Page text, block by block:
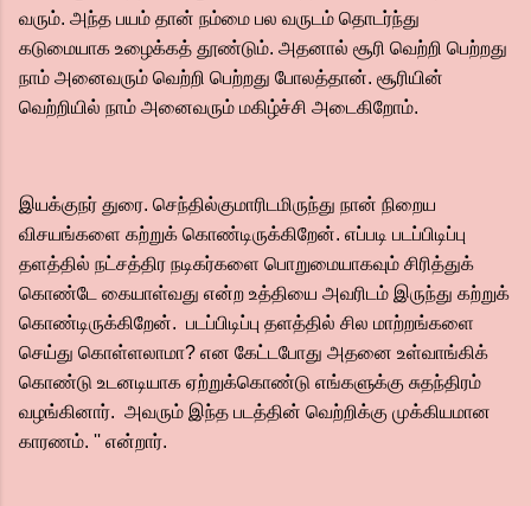
வரும். அந்த பயம் தான் நம்மை பல வருடம் தொடர்ந்து
கடுமையாக உழைக்கத் தூண்டும். அதனால் சூரி வெற்றி பெற்றது
நாம் அனைவரும் வெற்றி பெற்றது போலத்தான். சூரியின்
வெற்றியில் நாம் அனைவரும் மகிழ்ச்சி அடைகிறோம்.
இயக்குநர் துரை. செந்தில்குமாரிடமிருந்து நான் நிறைய
விசயங்களை கற்றுக் கொண்டிருக்கிறேன்.‌ எப்படி படப்பிடிப்பு
தளத்தில் நட்சத்திர நடிகர்களை பொறுமையாகவும் சிரித்துக்
கொண்டே கையாள்வது என்ற உத்தியை அவரிடம் இருந்து கற்றுக்
கொண்டிருக்கிறேன். படப்பிடிப்பு தளத்தில் சில மாற்றங்களை
செய்து கொள்ளலாமா? என கேட்டபோது அதனை உள்வாங்கிக்
கொண்டு உடனடியாக ஏற்றுக்கொண்டு எங்களுக்கு சுதந்திரம்
வழங்கினார். அவரும் இந்த படத்தின் வெற்றிக்கு முக்கியமான
காரணம். '' என்றார்.